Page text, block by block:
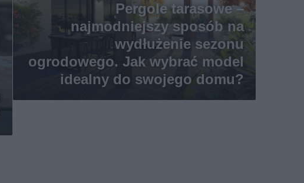
Pergole tarasowe –
najmodniejszy sposób na
wydłużenie sezonu
ogrodowego. Jak wybrać model
idealny do swojego domu?